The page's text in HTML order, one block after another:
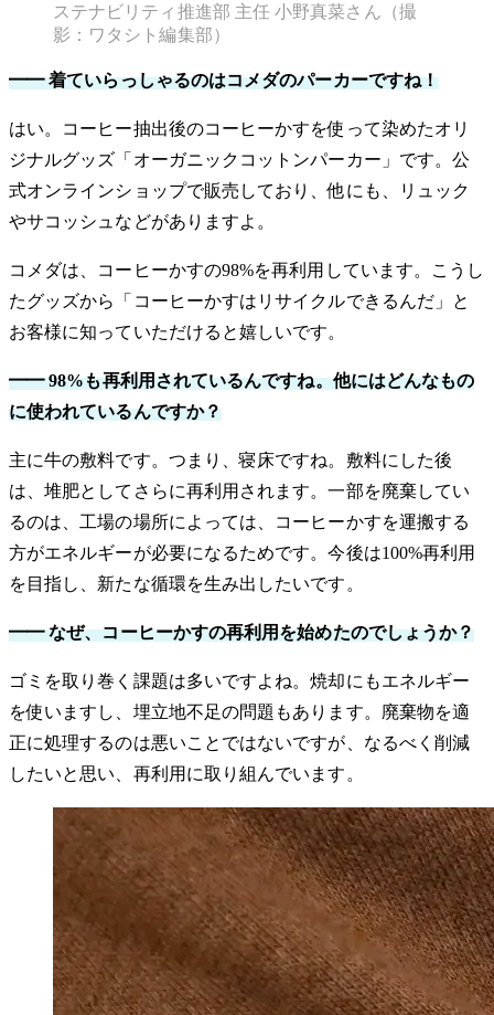
ステナビリティ推進部 主任 小野真菜さん（撮
影：ワタシト編集部）
━━ 着ていらっしゃるのはコメダのパーカーですね！
はい。コーヒー抽出後のコーヒーかすを使って染めたオリ
ジナルグッズ「オーガニックコットンパーカー」です。公
式オンラインショップで販売しており、他にも、リュック
やサコッシュなどがありますよ。
コメダは、コーヒーかすの98%を再利用しています。こうし
たグッズから「コーヒーかすはリサイクルできるんだ」と
お客様に知っていただけると嬉しいです。
━━ 98%も再利用されているんですね。他にはどんなもの
に使われているんですか？
主に牛の敷料です。つまり、寝床ですね。敷料にした後
は、堆肥としてさらに再利用されます。一部を廃棄してい
るのは、工場の場所によっては、コーヒーかすを運搬する
方がエネルギーが必要になるためです。今後は100%再利用
を目指し、新たな循環を生み出したいです。
━━ なぜ、コーヒーかすの再利用を始めたのでしょうか？
ゴミを取り巻く課題は多いですよね。焼却にもエネルギー
を使いますし、埋立地不足の問題もあります。廃棄物を適
正に処理するのは悪いことではないですが、なるべく削減
したいと思い、再利用に取り組んでいます。